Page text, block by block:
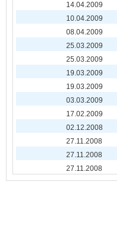
14.04.2009
10.04.2009
08.04.2009
25.03.2009
25.03.2009
19.03.2009
19.03.2009
03.03.2009
17.02.2009
02.12.2008
27.11.2008
27.11.2008
27.11.2008